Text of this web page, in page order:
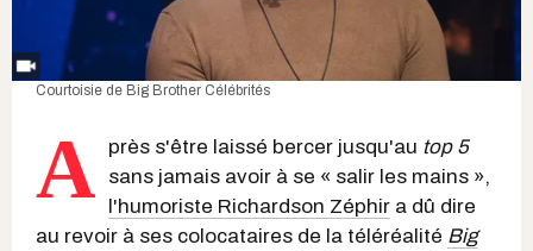
Courtoisie de Big Brother Célébrités
A près s'être laissé bercer jusqu'au top 5
sans jamais avoir à se « salir les mains »,
l'humoriste Richardson Zéphir a dû dire
au revoir à ses colocataires de la téléréalité Big